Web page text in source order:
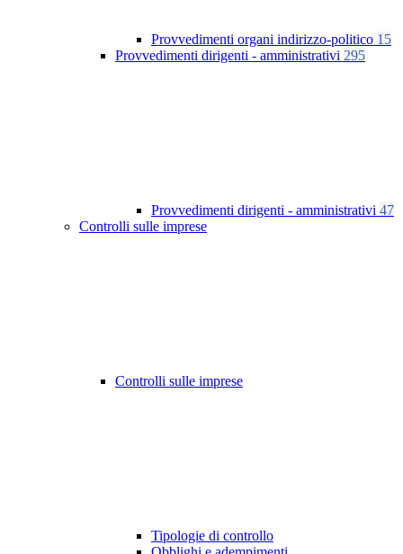
Provvedimenti organi indirizzo-politico 15
Provvedimenti dirigenti - amministrativi 295
Provvedimenti dirigenti - amministrativi 47
Controlli sulle imprese
Controlli sulle imprese
Tipologie di controllo